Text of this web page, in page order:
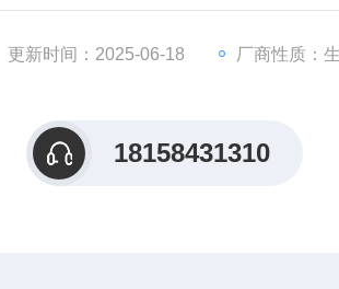
更新时间：2025-06-18 厂商性质：
18158431310